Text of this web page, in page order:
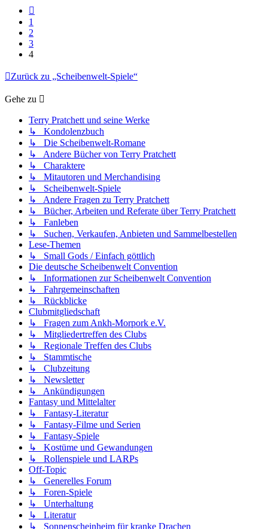
1
2
3
4
Zurück zu „Scheibenwelt-Spiele“
Gehe zu
Terry Pratchett und seine Werke
↳ Kondolenzbuch
↳ Die Scheibenwelt-Romane
↳ Andere Bücher von Terry Pratchett
↳ Charaktere
↳ Mitautoren und Merchandising
↳ Scheibenwelt-Spiele
↳ Andere Fragen zu Terry Pratchett
↳ Bücher, Arbeiten und Referate über Terry Pratchett
↳ Fanleben
↳ Suchen, Verkaufen, Anbieten und Sammelbestellen
Lese-Themen
↳ Small Gods / Einfach göttlich
Die deutsche Scheibenwelt Convention
↳ Informationen zur Scheibenwelt Convention
↳ Fahrgemeinschaften
↳ Rückblicke
Clubmitgliedschaft
↳ Fragen zum Ankh-Morpork e.V.
↳ Mitgliedertreffen des Clubs
↳ Regionale Treffen des Clubs
↳ Stammtische
↳ Clubzeitung
↳ Newsletter
↳ Ankündigungen
Fantasy und Mittelalter
↳ Fantasy-Literatur
↳ Fantasy-Filme und Serien
↳ Fantasy-Spiele
↳ Kostüme und Gewandungen
↳ Rollenspiele und LARPs
Off-Topic
↳ Generelles Forum
↳ Foren-Spiele
↳ Unterhaltung
↳ Literatur
↳ Sonnenscheinheim für kranke Drachen